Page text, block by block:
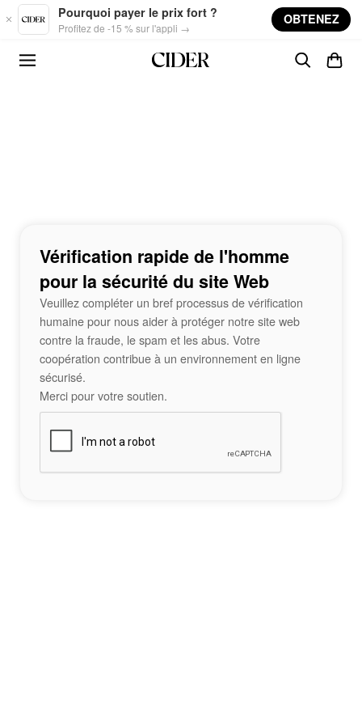
Skip to main content
Pourquoi payer le prix fort ?
Profitez de -15 % sur l'appli →
OBTENEZ
Vérification rapide de l'homme
pour la sécurité du site Web
Veuillez compléter un bref processus de vérification
humaine pour nous aider à protéger notre site web
contre la fraude, le spam et les abus. Votre
coopération contribue à un environnement en ligne
sécurisé.
Merci pour votre soutien.